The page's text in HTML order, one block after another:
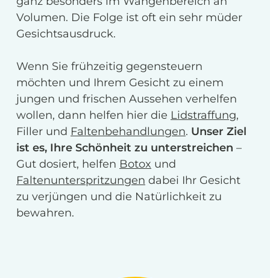
Volumen. Die Folge ist oft ein sehr müder
Gesichtsausdruck.
Wenn Sie frühzeitig gegensteuern
möchten und Ihrem Gesicht zu einem
jungen und frischen Aussehen verhelfen
wollen, dann helfen hier die Lidstraffung,
Filler und Faltenbehandlungen. Unser Ziel
ist es, Ihre Schönheit zu unterstreichen –
Gut dosiert, helfen Botox und
Faltenunterspritzungen dabei Ihr Gesicht
zu verjüngen und die Natürlichkeit zu
bewahren.